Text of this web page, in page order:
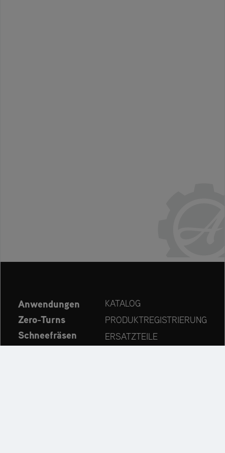
Anwendungen
Zero-Turns
Schneefräsen
KATALOG
PRODUKTREGISTRIERUNG
ERSATZTEILE